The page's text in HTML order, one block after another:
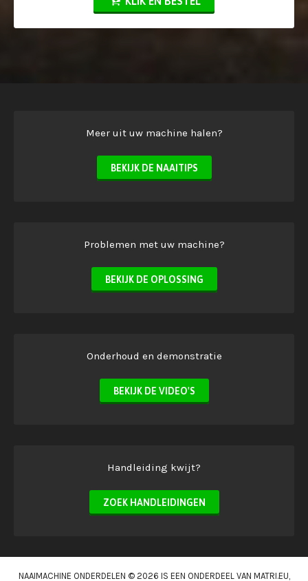
Meer uit uw machine halen?
BEKIJK DE NAAITIPS
Problemen met uw machine?
BEKIJK DE OPLOSSING
Onderhoud en demonstratie
BEKIJK DE VIDEO'S
Handleiding kwijt?
ZOEK HANDLEIDINGEN
NAAIMACHINE ONDERDELEN © 2026 IS EEN ONDERDEEL VAN MATRI.EU,